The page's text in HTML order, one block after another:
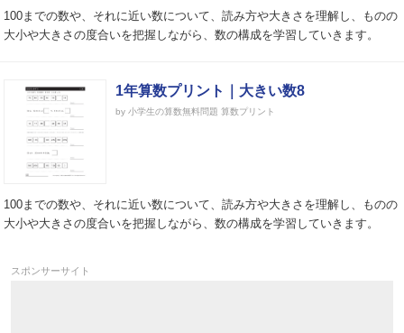
100までの数や、それに近い数について、読み方や大きさを理解し、ものの
大小や大きさの度合いを把握しながら、数の構成を学習していきます。
1年算数プリント｜大きい数8
by 小学生の算数無料問題 算数プリント
100までの数や、それに近い数について、読み方や大きさを理解し、ものの
大小や大きさの度合いを把握しながら、数の構成を学習していきます。
スポンサーサイト